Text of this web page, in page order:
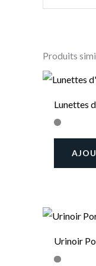
Produits
Lunettes
Urinoir